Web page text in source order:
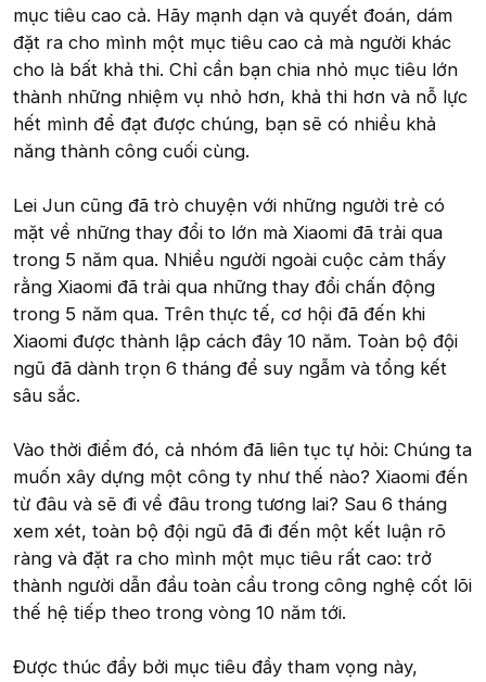
mục tiêu cao cả. Hãy mạnh dạn và quyết đoán, dám
đặt ra cho mình một mục tiêu cao cả mà người khác
cho là bất khả thi. Chỉ cần bạn chia nhỏ mục tiêu lớn
thành những nhiệm vụ nhỏ hơn, khả thi hơn và nỗ lực
hết mình để đạt được chúng, bạn sẽ có nhiều khả
năng thành công cuối cùng.
Lei Jun cũng đã trò chuyện với những người trẻ có
mặt về những thay đổi to lớn mà Xiaomi đã trải qua
trong 5 năm qua. Nhiều người ngoài cuộc cảm thấy
rằng Xiaomi đã trải qua những thay đổi chấn động
trong 5 năm qua. Trên thực tế, cơ hội đã đến khi
Xiaomi được thành lập cách đây 10 năm. Toàn bộ đội
ngũ đã dành trọn 6 tháng để suy ngẫm và tổng kết
sâu sắc.
Vào thời điểm đó, cả nhóm đã liên tục tự hỏi: Chúng ta
muốn xây dựng một công ty như thế nào? Xiaomi đến
từ đâu và sẽ đi về đâu trong tương lai? Sau 6 tháng
xem xét, toàn bộ đội ngũ đã đi đến một kết luận rõ
ràng và đặt ra cho mình một mục tiêu rất cao: trở
thành người dẫn đầu toàn cầu trong công nghệ cốt lõi
thế hệ tiếp theo trong vòng 10 năm tới.
Được thúc đẩy bởi mục tiêu đầy tham vọng này,